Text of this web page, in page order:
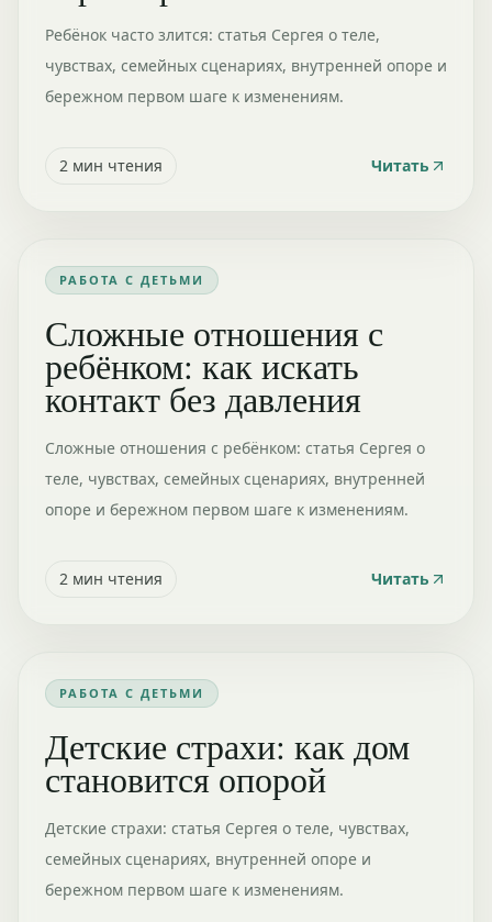
Ребёнок часто злится: статья Сергея о теле,
чувствах, семейных сценариях, внутренней опоре и
бережном первом шаге к изменениям.
2 мин чтения Читать
РАБОТА С ДЕТЬМИ
Сложные отношения с
ребёнком: как искать
контакт без давления
Сложные отношения с ребёнком: статья Сергея о
теле, чувствах, семейных сценариях, внутренней
опоре и бережном первом шаге к изменениям.
2 мин чтения Читать
РАБОТА С ДЕТЬМИ
Детские страхи: как дом
становится опорой
Детские страхи: статья Сергея о теле, чувствах,
семейных сценариях, внутренней опоре и
бережном первом шаге к изменениям.